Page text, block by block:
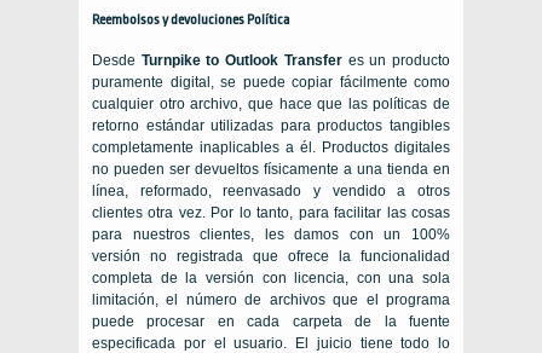
Reembolsos y devoluciones Política
Desde Turnpike to Outlook Transferes un producto
puramente digital, se puede copiar fácilmente como
cualquier otro archivo, que hace que las políticas de
retorno estándar utilizadas para productos tangibles
completamente inaplicables a él. Productos digitales
no pueden ser devueltos físicamente a una tienda en
línea, reformado, reenvasado y vendido a otros
clientes otra vez. Por lo tanto, para facilitar las cosas
para nuestros clientes, les damos con un 100%
versión no registrada que ofrece la funcionalidad
completa de la versión con licencia, con una sola
limitación, el número de archivos que el programa
puede procesar en cada carpeta de la fuente
especificada por el usuario. El juicio tiene todo lo